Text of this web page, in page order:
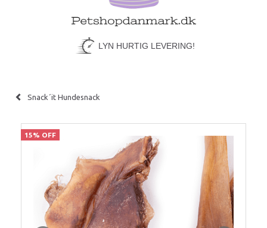
LYN HURTIG LEVERING!
Snack´it Hundesnack
15% OFF